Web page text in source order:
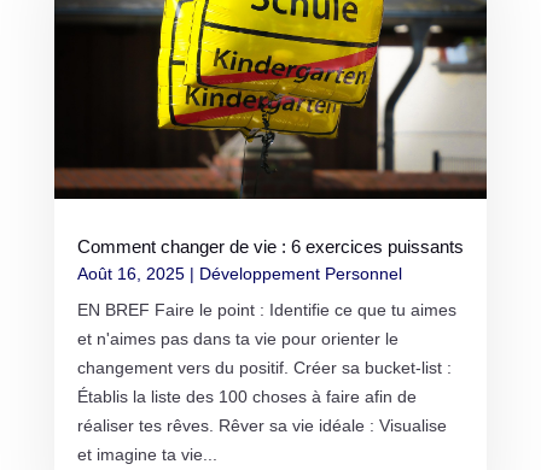
Comment changer de vie : 6 exercices puissants
Août 16, 2025| Développement Personnel
EN BREF Faire le point : Identifie ce que tu aimes
et n'aimes pas dans ta vie pour orienter le
changement vers du positif. Créer sa bucket-list :
Établis la liste des 100 choses à faire afin de
réaliser tes rêves. Rêver sa vie idéale : Visualise
et imagine ta vie...